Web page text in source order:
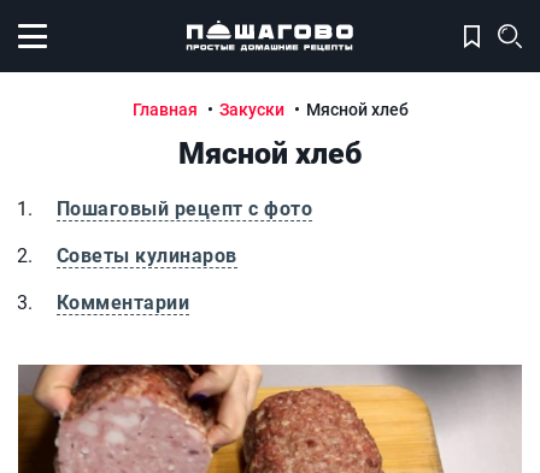
Открыть меню
Главная Закуски Мясной хлеб
Мясной хлеб
Пошаговый рецепт с фото
Советы кулинаров
Комментарии
Мясной хлеб